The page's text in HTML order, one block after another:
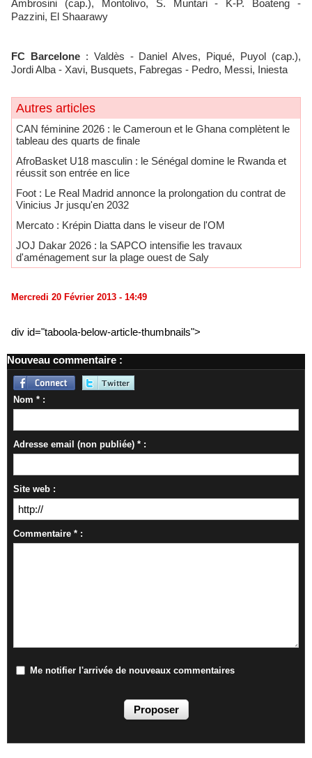
Ambrosini (cap.), Montolivo, S. Muntari - K-P. Boateng -
Pazzini, El Shaarawy
FC Barcelone: Valdès - Daniel Alves, Piqué, Puyol (cap.),
Jordi Alba - Xavi, Busquets, Fabregas - Pedro, Messi, Iniesta
Autres articles
CAN féminine 2026 : le Cameroun et le Ghana complètent le
tableau des quarts de finale
AfroBasket U18 masculin : le Sénégal domine le Rwanda et
réussit son entrée en lice
Foot : Le Real Madrid annonce la prolongation du contrat de
Vinicius Jr jusqu'en 2032
Mercato : Krépin Diatta dans le viseur de l'OM
JOJ Dakar 2026 : la SAPCO intensifie les travaux
d'aménagement sur la plage ouest de Saly
Mercredi 20 Février 2013 - 14:49
div id="taboola-below-article-thumbnails">
Nouveau commentaire :
Nom * :
Adresse email (non publiée) * :
Site web :
Commentaire * :
Me notifier l'arrivée de nouveaux commentaires